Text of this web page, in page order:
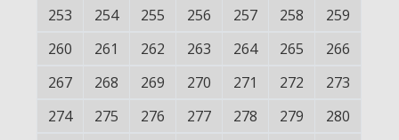
253
254 255 256 257 258
259
260
261 262 263 264 265
266
267
268 269 270 271 272
273
274
275 276 277 278 279
280